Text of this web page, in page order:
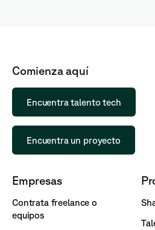
Comienza aquí
Encuentra talento tech
Encuentra un proyecto
Empresas
Contrata freelance o
equipos